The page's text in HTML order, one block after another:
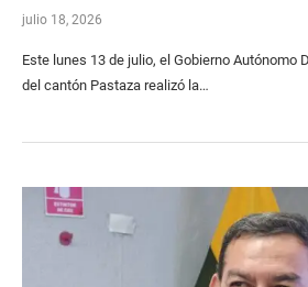
julio 18, 2026
Este lunes 13 de julio, el Gobierno Autónomo
del cantón Pastaza realizó la…